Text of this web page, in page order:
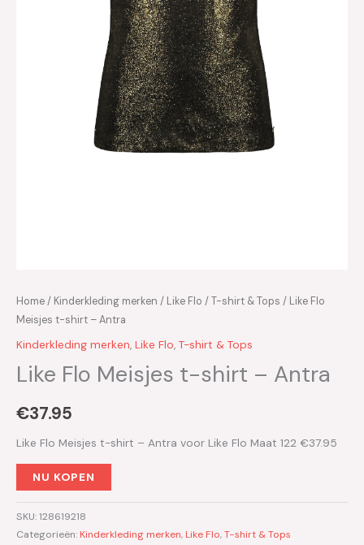
Home/ Kinderkleding merken / Like Flo /T-shirt & Tops / Like Flo
Meisjes t-shirt – Antra
Kinderkleding merken, Like Flo, T-shirt & Tops
Like Flo Meisjes t-shirt – Antra
€37.95
Like Flo Meisjes t-shirt – Antra voor Like Flo Maat 122 €37.95
NU KOPEN
SKU:128619218
Categorieën: Kinderkleding merken, Like Flo,T-shirt & Tops